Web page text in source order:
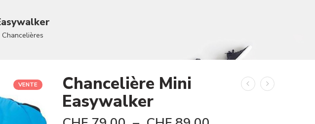
Chancelières
VENTE Chancelière Mini
Easywalker